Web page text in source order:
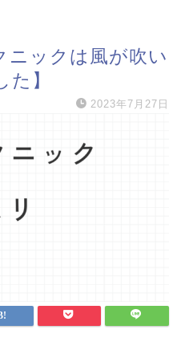
ニックは風が吹い
】
2023年7月27日